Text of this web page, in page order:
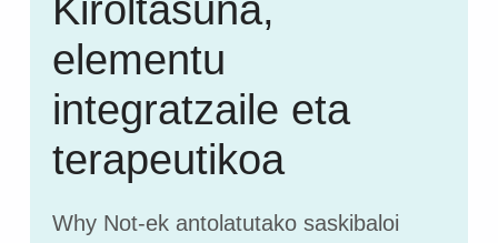
Kiroltasuna,
elementu
integratzaile eta
terapeutikoa
Why Not-ek antolatutako saskibaloi